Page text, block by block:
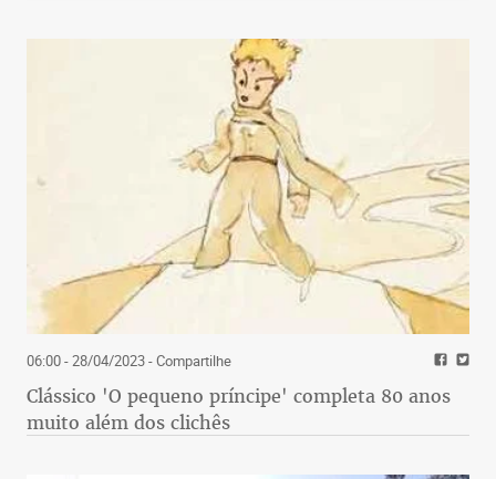
06:00 - 28/04/2023- Compartilhe
Clássico 'O pequeno príncipe' completa 80 anos
muito além dos clichês